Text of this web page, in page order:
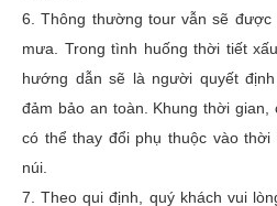
6. Thông thường tour vẫn sẽ
mưa. Trong tình huống thời tiết
hướng dẫn sẽ là người quyết
đảm bảo an toàn. Khung thời
có thể thay đổi phụ thuộc vào
núi.
7. Theo qui định, quý khách vui